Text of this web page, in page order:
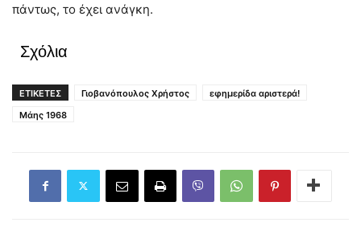
πάντως, το έχει ανάγκη.
Σχόλια
ΕΤΙΚΕΤΕΣ Γιοβανόπουλος Χρήστος
εφημερίδα αριστερά!
Μάης 1968